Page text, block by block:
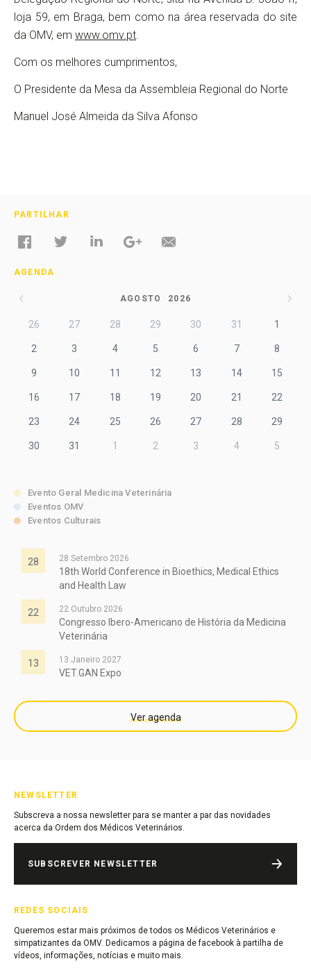
loja 59, em Braga, bem como na área reservada do site
da OMV, em www.omv.pt
Com os melhores cumprimentos,
O Presidente da Mesa da Assembleia Regional do Norte
Manuel José Almeida da Silva Afonso
PARTILHAR
AGENDA
AGOSTO 2026
26 27 28 29 30 31 1
2 3 4 5 6 7 8
9 10 11 12 13 14 15
16 17 18 19 20 21 22
23 24 25 26 27 28 29
30 31 1 2 3 4 5
Evento Geral Medicina Veterinária
Eventos OMV
Eventos Culturais
28 28 Setembro 2026
18th World Conference in Bioethics, Medical Ethics
and Health Law
22 22 Outubro 2026
Congresso Ibero-Americano de História da Medicina
Veterinária
13 13 Janeiro 2027
VET.GAN Expo
Ver agenda
NEWSLETTER
Subscreva a nossa newsletter para se manter a par das novidades
acerca da Ordem dos Médicos Veterinários.
SUBSCREVER NEWSLETTER
REDES SOCIAIS
Queremos estar mais próximos de todos os Médicos Veterinários e
simpatizantes da OMV. Dedicamos a página de facebook à partilha de
vídeos, informações, notícias e muito mais.